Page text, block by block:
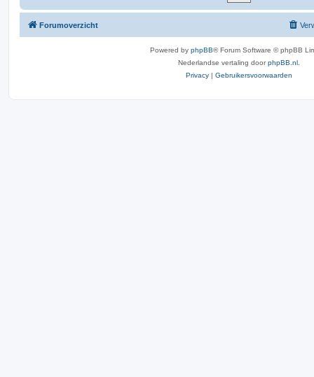
Forumoverzicht
Powered by phpBB® Forum Software © phpBB
Nederlandse vertaling doorphpBB.nl.
Privacy| Gebruikersvoorwaarden